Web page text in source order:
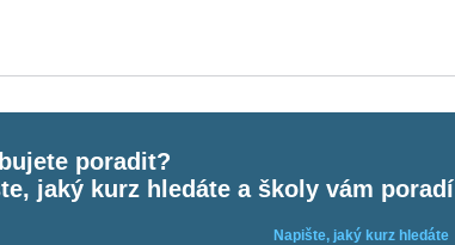
poradit?
jaký kurz hledáte a školy vám poradí
Napište, jaký kurz hledáte